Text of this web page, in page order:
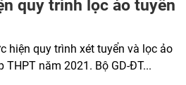
quy trình lọc ảo tuyển
hiện quy trình xét tuyển và lọc ảo
năm 2021. Bộ GD-ĐT...